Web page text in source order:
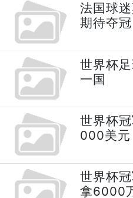
法国球
期待夺冠
世界杯
一国
世界杯
000美元
世界杯
拿6000